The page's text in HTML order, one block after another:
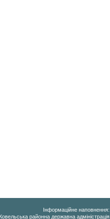
Інформаційне наповнення:
Ковельська районна державна адміністрація